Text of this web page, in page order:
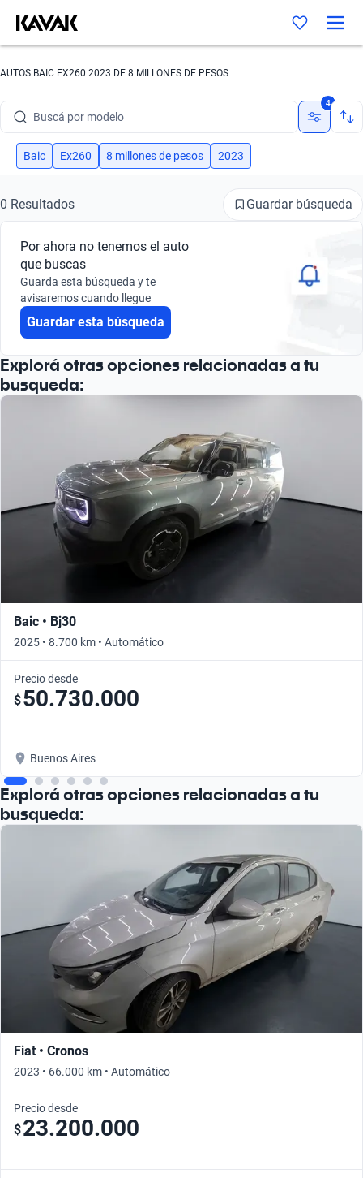
AUTOS BAIC EX260 2023 DE 8 MILLONES DE PESOS
Buscá por modelo
Buscá por versión
Buscá por marca
Buscá por modelo
Buscá por versión
4
Baic Ex260 8 millones de pesos 2023
0 Resultados Guardar búsqueda
Por ahora no tenemos el auto
que buscas
Guarda esta búsqueda y te
avisaremos cuando llegue
Guardar esta búsqueda
Explorá otras opciones relacionadas a tu
busqueda:
Baic • Bj30
2025 • 8.700 km • Automático
Precio desde
$50.730.000
Buenos Aires
Explorá otras opciones relacionadas a tu
busqueda:
Fiat • Cronos
2023 • 66.000 km • Automático
Precio desde
$23.200.000